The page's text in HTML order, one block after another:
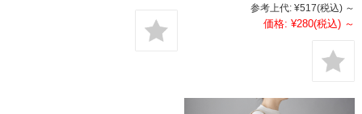
参考上代: ¥517(税込) ～
価格: ¥280(税込) ～